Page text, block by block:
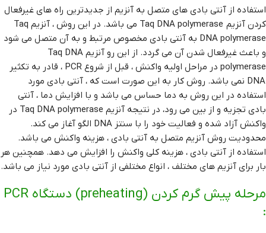
استفاده از آنتی بادی های متصل به آنزیم از جدیدترین راه های غیرفعال
کردن آنزیم Taq DNA polymerase می باشد. در این روش ، آنزیم Taq
DNA polymerase به آنتی بادی مخصوص مرتبط و به آن متصل می شود
و باعث غیرفعال شدن آن می گردد. از این رو آنزیم Taq DNA
polymerase در مراحل اولیه واکنش ، قبل از شروع PCR ، قادر به تکثیر
DNA نمی باشد. روش کار به این صورت است که ، آنتی بادی مورد
استفاده در این روش به دما حساس می باشد و با افزایش دما ، آنتی
بادی تجزیه و از بین می رود، در نتیجه آنزیم Taq DNA polymerase در
واکنش آزاد شده و فعالیت خود را با سنتز DNA الگو آغاز می کند.
محدودیت روش آنزیم متصل به آنتی بادی ، هزینه واکنش می باشد.
استفاده از آنتی بادی ، هزینه کلی واکنش را افزایش می دهد. همچنین هر
بار برای آنزیم های مختلف ، انواع مختلفی از آنتی بادی مورد نیاز می باشد.
مرحله پیش گرم کردن (preheating) دستگاه PCR
: